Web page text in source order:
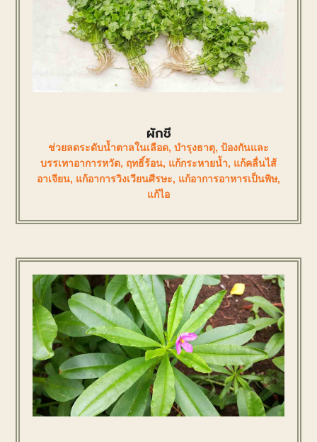
ผักชี
ช่วยลดระดับน้ำตาลในเลือด, บำรุงธาตุ, ป้องกันและ
บรรเทาอาการหวัด, ฤทธิ์ร้อน, แก้กระหายน้ำ, แก้คลื่นไส้
อาเจียน, แก้อาการวิงเวียนศีรษะ, แก้อาการอาหารเป็นพิษ,
แก้ไอ